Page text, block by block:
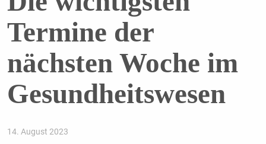
Termine der
nächsten Woche im
Gesundheitswesen
14. August 2023